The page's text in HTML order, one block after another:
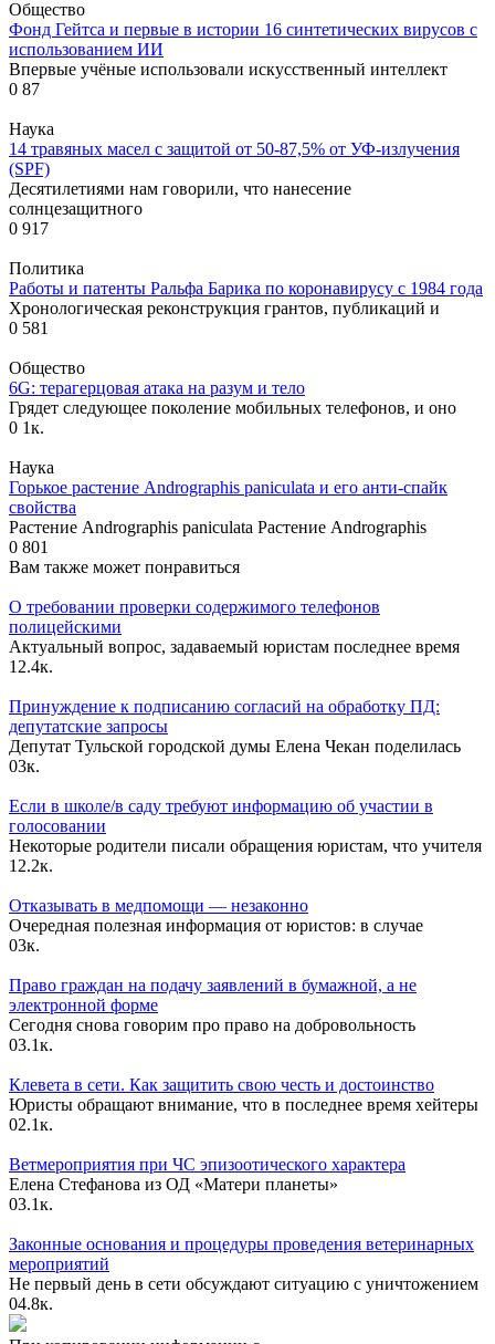
Общество
Фонд Гейтса и первые в истории 16 синтетических вирусов с
использованием ИИ
Впервые учёные использовали искусственный интеллект
0 87
Наука
14 травяных масел с защитой от 50-87,5% от УФ-излучения
(SPF)
Десятилетиями нам говорили, что нанесение
солнцезащитного
0 917
Политика
Работы и патенты Ральфа Барика по коронавирусу с 1984 года
Хронологическая реконструкция грантов, публикаций и
0 581
Общество
6G: терагерцовая атака на разум и тело
Грядет следующее поколение мобильных телефонов, и оно
0 1к.
Наука
Горькое растение Andrographis paniculata и его анти-спайк
свойства
Растение Andrographis paniculata Растение Andrographis
0 801
Вам также может понравиться
О требовании проверки содержимого телефонов
полицейскими
Актуальный вопрос, задаваемый юристам последнее время
1 2.4к.
Принуждение к подписанию согласий на обработку ПД:
депутатские запросы
Депутат Тульской городской думы Елена Чекан поделилась
03к.
Если в школе/в саду требуют информацию об участии в
голосовании
Некоторые родители писали обращения юристам, что учителя
1 2.2к.
Отказывать в медпомощи — незаконно
Очередная полезная информация от юристов: в случае
03к.
Право граждан на подачу заявлений в бумажной, а не
электронной форме
Сегодня снова говорим про право на добровольность
03.1к.
Клевета в сети. Как защитить свою честь и достоинство
Юристы обращают внимание, что в последнее время хейтеры
02.1к.
Ветмероприятия при ЧС эпизоотического характера
Елена Стефанова из ОД «Матери планеты»
03.1к.
Законные основания и процедуры проведения ветеринарных
мероприятий
Не первый день в сети обсуждают ситуацию с уничтожением
04.8к.